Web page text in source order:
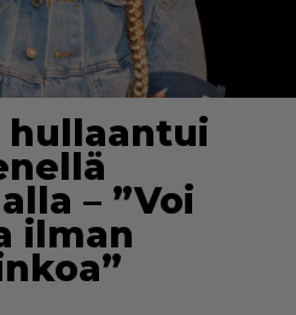
hullaantui
– ”Voi
ilman